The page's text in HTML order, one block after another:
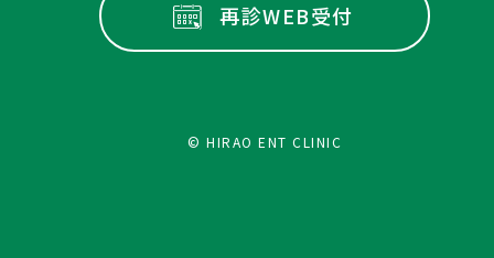
再診WEB受付
© HIRAO ENT CLINIC